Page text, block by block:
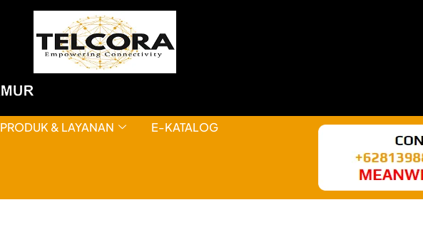
PRODUK & LAYANAN
E-KATALOG